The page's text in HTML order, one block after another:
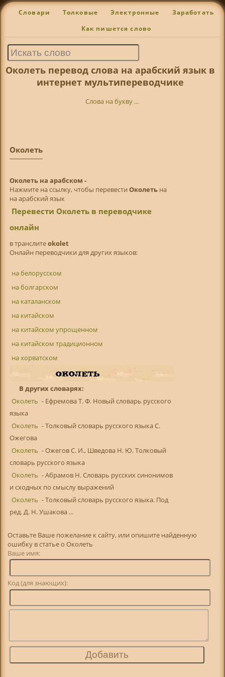
Словари Толковые Электронные Заработать
Как пишется слово
Околеть перевод слова на арабский язык в
интернет мультипереводчике
Слова на букву ...
Околеть
Околеть на арабском -
Нажмите на ссылку, чтобы перевести Околетьна
на арабский язык
Перевести Околеть в переводчике
онлайн
в транслитeokolet
Онлайн переводчики для других языков:
на белорусском
на болгарском
на каталанском
на китайском
на китайском упрощенном
на китайском традиционном
на хорватском
В других словарях:
Околеть - Ефремова Т. Ф. Новый словарь русского
языка
Околеть - Толковый словарь русского языка С.
Ожегова
Околеть - Ожегов С. И., Шведова Н. Ю. Толковый
словарь русского языка
Околеть - Абрамов Н. Словарь русских синонимов
и сходных по смыслу выражений
Околеть - Толковый словарь русского языка. Под
ред. Д. Н. Ушакова ...
Оставьте Ваше пожелание к сайту, или опишите найденную
ошибку в статье о Околеть
Ваше имя:
Код (для знающих):